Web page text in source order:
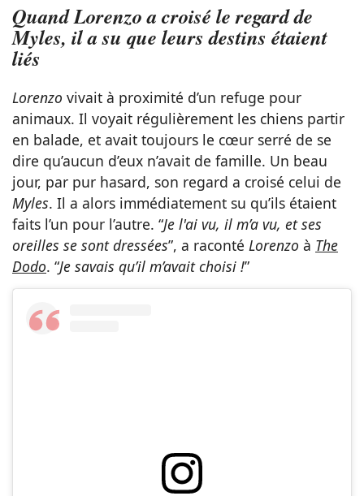
Quand Lorenzo a croisé le regard de
Myles, il a su que leurs destins étaient
liés
Lorenzo vivait à proximité d’un refuge pour
animaux. Il voyait régulièrement les chiens partir
en balade, et avait toujours le cœur serré de se
dire qu’aucun d’eux n’avait de famille. Un beau
jour, par pur hasard, son regard a croisé celui de
Myles. Il a alors immédiatement su qu’ils étaient
faits l’un pour l’autre. “Je l'ai vu, il m’a vu, et ses
oreilles se sont dressées”, a raconté Lorenzo à The
Dodo. “Je savais qu’il m’avait choisi !”